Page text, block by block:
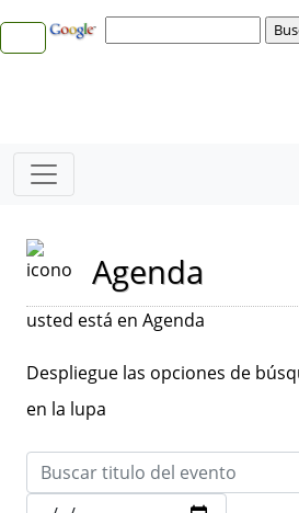
Agenda
usted está en Agenda
Despliegue las opciones de
en la lupa